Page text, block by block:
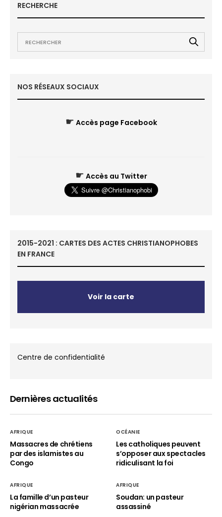
RECHERCHE
NOS RÉSEAUX SOCIAUX
☛ Accès page Facebook
☛ Accès au Twitter
2015-2021 : CARTES DES ACTES CHRISTIANOPHOBES
EN FRANCE
Voir la carte
Centre de confidentialité
Dernières actualités
AFRIQUE
Massacres de chrétiens
par des islamistes au
Congo
OCÉANIE
Les catholiques peuvent
s’opposer aux spectacles
ridiculisant la foi
AFRIQUE
La famille d’un pasteur
nigérian massacrée
AFRIQUE
Soudan: un pasteur
assassiné